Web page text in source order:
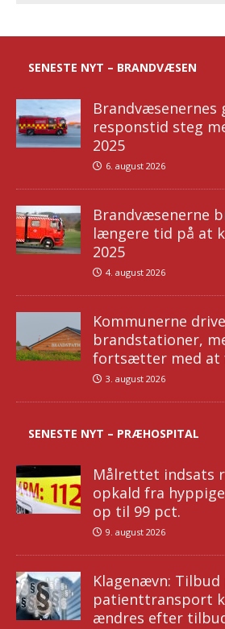
SENESTE NYT – BRANDVÆSEN
Brandvæsenernes
responstid steg
2025
6. august 2026
Brandvæsenerne
længere tid på at
2025
4. august 2026
Kommunerne
brandstationer,
fortsætter med at
3. august 2026
SENESTE NYT – PRÆHOSPITAL
Målrettet indsats
opkald fra
op til 99 pct.
9. august 2026
Klagenævn: Tilbud
patienttransport
ændres efter